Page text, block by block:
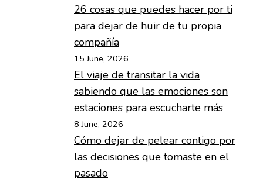
26 cosas que puedes hacer por ti
para dejar de huir de tu propia
compañía
15 June, 2026
El viaje de transitar la vida
sabiendo que las emociones son
estaciones para escucharte más
8 June, 2026
Cómo dejar de pelear contigo por
las decisiones que tomaste en el
pasado